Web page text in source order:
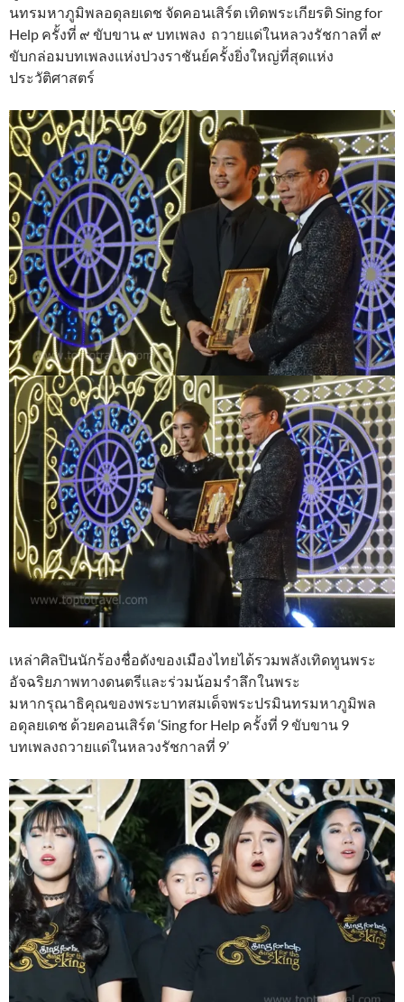
นทรมหาภูมิพลอดุลยเดช จัดคอนเสิร์ต เทิดพระเกียรติ Sing for
Help ครั้งที่ ๙ ขับขาน ๙ บทเพลง ถวายแด่ในหลวงรัชกาลที่ ๙
ขับกล่อมบทเพลงแห่งปวงราชันย์ครั้งยิ่งใหญ่ที่สุดแห่ง
ประวัติศาสตร์
เหล่าศิลปินนักร้องชื่อดังของเมืองไทยได้รวมพลังเทิดทูนพระ
อัจฉริยภาพทางดนตรีและร่วมน้อมรำลึกในพระ
มหากรุณาธิคุณของพระบาทสมเด็จพระปรมินทรมหาภูมิพล
อดุลยเดช ด้วยคอนเสิร์ต ‘Sing for Help ครั้งที่ 9 ขับขาน 9
บทเพลงถวายแด่ในหลวงรัชกาลที่ 9’